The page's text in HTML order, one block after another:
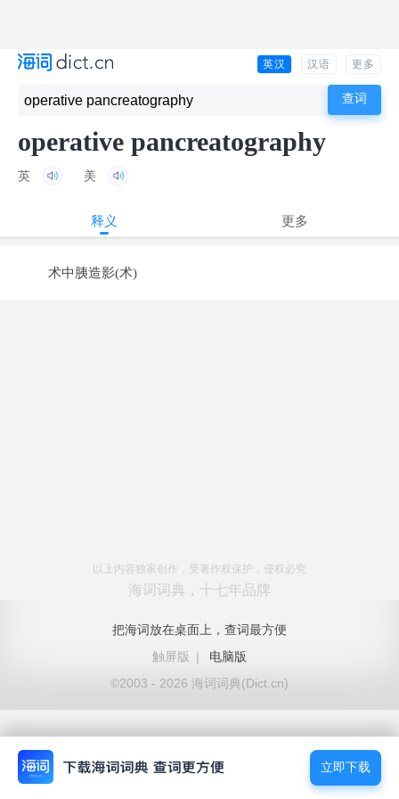
英汉 汉语 更多
operative pancreatography
英 美
释义 更多
术中胰造影(术)
以上内容独家创作，受著作权保护，侵权必究
海词词典，十七年品牌
把海词放在桌面上，查词最方便
触屏版
|
电脑版
©2003 - 2026 海词词典(Dict.cn)
立即下载
立即下载